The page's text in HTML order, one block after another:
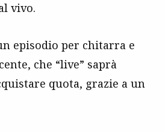
vivo.
episodio per chitarra e
che “live” saprà
quota, grazie a un